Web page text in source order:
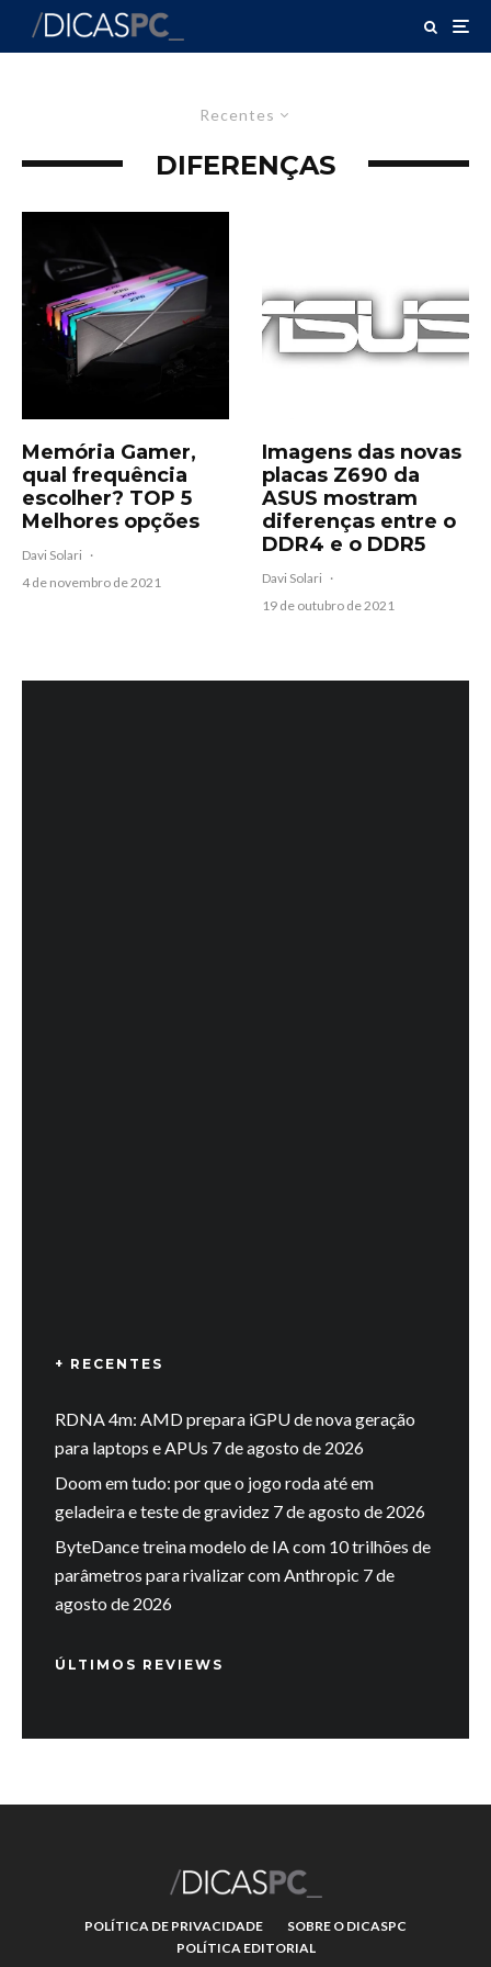
Recentes
DIFERENÇAS
Memória Gamer,
qual frequência
escolher? TOP 5
Melhores opções
Davi Solari ·
4 de novembro de 2021
Imagens das novas
placas Z690 da
ASUS mostram
diferenças entre o
DDR4 e o DDR5
Davi Solari ·
19 de outubro de 2021
+ RECENTES
RDNA 4m: AMD prepara iGPU de nova geração
para laptops e APUs 7 de agosto de 2026
Doom em tudo: por que o jogo roda até em
geladeira e teste de gravidez 7 de agosto de 2026
ByteDance treina modelo de IA com 10 trilhões de
parâmetros para rivalizar com Anthropic 7 de
agosto de 2026
ÚLTIMOS REVIEWS
POLÍTICA DE PRIVACIDADE
SOBRE O DICASPC
POLÍTICA EDITORIAL